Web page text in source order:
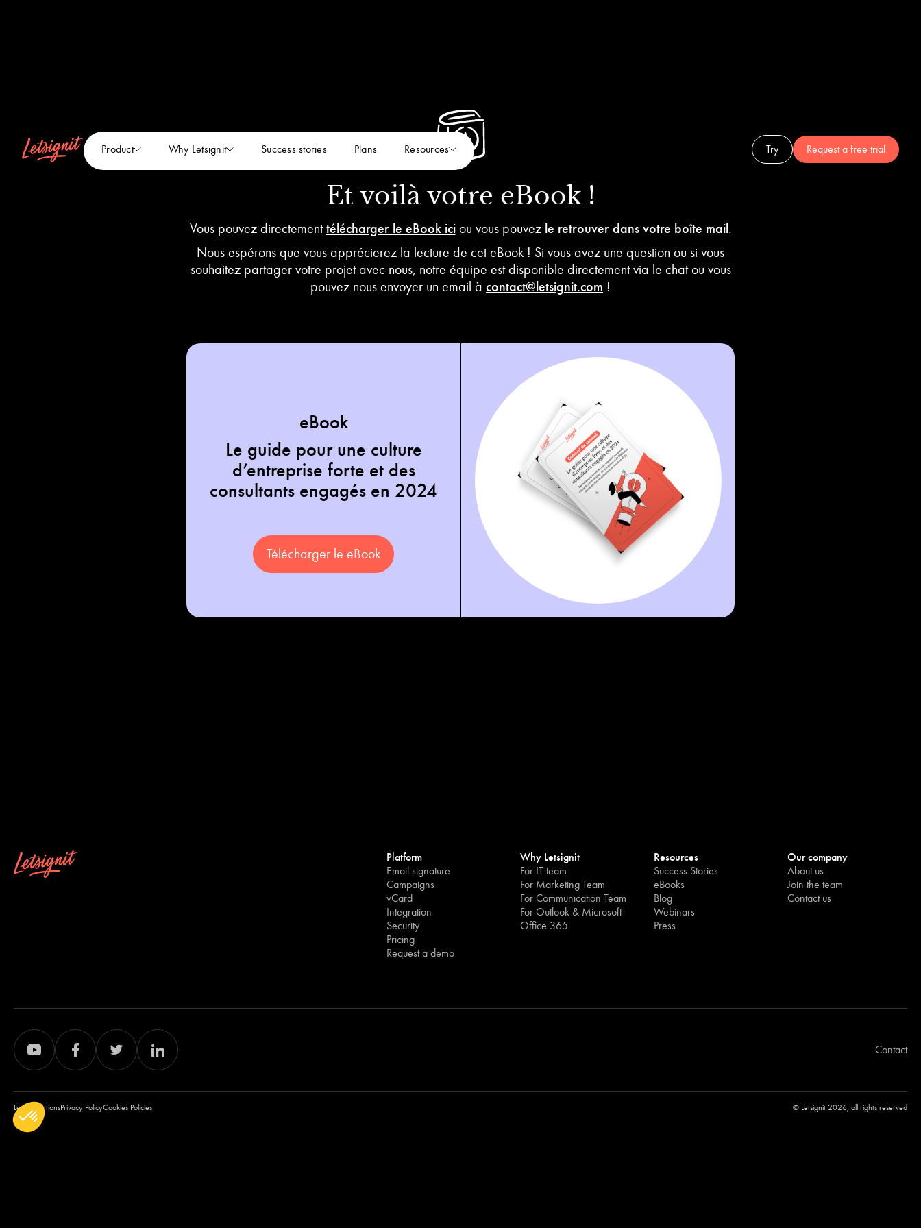
Product Why Letsignit Success stories Plans Resources Try Request a free trial
Et voilà votre eBook !
Vous pouvez directementtélécharger le eBook iciou vous pouvez le retrouver dans votre boîte mail.
Nous espérons que vous apprécierez la lecture de cet eBook ! Si vous avez une question ou si vous
souhaitez partager votre projet avec nous, notre équipe est disponible directement via le chat ou vous
pouvez nous envoyer un email à contact@letsignit.com !
eBook
Le guide pour une culture
d’entreprise forte et des
consultants engagés en 2024
Télécharger le eBook
Platform
Email signature
Campaigns
vCard
Integration
Security
Pricing
Request a demo
Why Letsignit
For IT team
For Marketing Team
For Communication Team
For Outlook & Microsoft
Office 365
Resources
Success Stories
eBooks
Blog
Webinars
Press
Our company
About us
Join the team
Contact us
Contact
Legal mentionsPrivacy PolicyCookies Policies © Letsignit 2026, all rights reserved